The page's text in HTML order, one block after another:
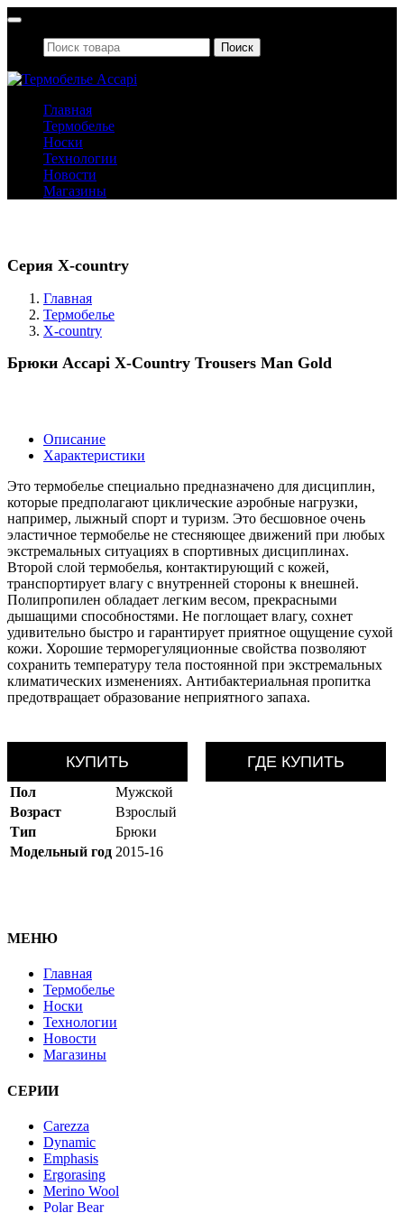
Поиск
Главная
Термобелье
Носки
Технологии
Новости
Магазины
Серия X-country
Главная
Термобелье
X-country
Брюки Accapi X-Country Trousers Man Gold
Описание
Характеристики
Это термобелье специально предназначено для дисциплин,
которые предполагают циклические аэробные нагрузки,
например, лыжный спорт и туризм. Это бесшовное очень
эластичное термобелье не стесняющее движений при любых
экстремальных ситуациях в спортивных дисциплинах.
Второй слой термобелья, контактирующий с кожей,
транспортирует влагу с внутренней стороны к внешней.
Полипропилен обладает легким весом, прекрасными
дышащими способностями. Не поглощает влагу, сохнет
удивительно быстро и гарантирует приятное ощущение сухой
кожи. Хорошие терморегуляционные свойства позволяют
сохранить температуру тела постоянной при экстремальных
климатических изменениях. Антибактериальная пропитка
предотвращает образование неприятного запаха.
КУПИТЬ ГДЕ КУПИТЬ
Пол
Мужской
Возраст
Взрослый
Тип
Брюки
Модельный год 2015-16
МЕНЮ
Главная
Термобелье
Носки
Технологии
Новости
Магазины
СЕРИИ
Carezza
Dynamic
Emphasis
Ergorasing
Merino Wool
Polar Bear